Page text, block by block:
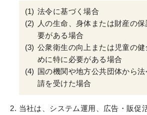
法令に基づく場合
人の生命、身体または財産の
要がある場合
公衆衛生の向上または児童の健
めに特に必要がある場合
国の機関や地方公共団体から
請を受けた場合
当社は、システム運用、広告・販促